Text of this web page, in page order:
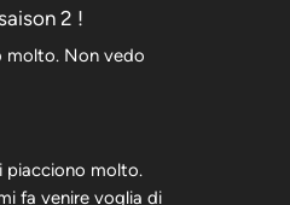
2 !
molto. Non vedo
piacciono molto.
fa venire voglia di